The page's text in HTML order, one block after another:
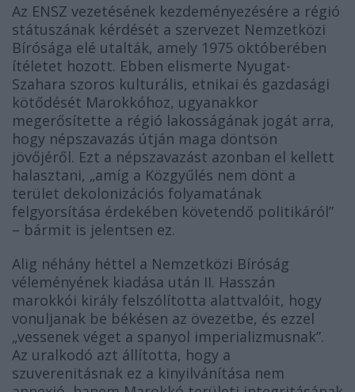
Az ENSZ vezetésének kezdeményezésére a régió
státuszának kérdését a szervezet Nemzetközi
Bírósága elé utalták, amely 1975 októberében
ítéletet hozott. Ebben elismerte Nyugat-
Szahara szoros kulturális, etnikai és gazdasági
kötődését Marokkóhoz, ugyanakkor
megerősítette a régió lakosságának jogát arra,
hogy népszavazás útján maga döntsön
jövőjéről. Ezt a népszavazást azonban el kellett
halasztani, „amíg a Közgyűlés nem dönt a
terület dekolonizációs folyamatának
felgyorsítása érdekében követendő politikáról”
– bármit is jelentsen ez.
Alig néhány héttel a Nemzetközi Bíróság
véleményének kiadása után II. Hasszán
marokkói király felszólította alattvalóit, hogy
vonuljanak be békésen az övezetbe, és ezzel
„vessenek véget a spanyol imperializmusnak”.
Az uralkodó azt állította, hogy a
szuverenitásnak ez a kinyilvánítása nem